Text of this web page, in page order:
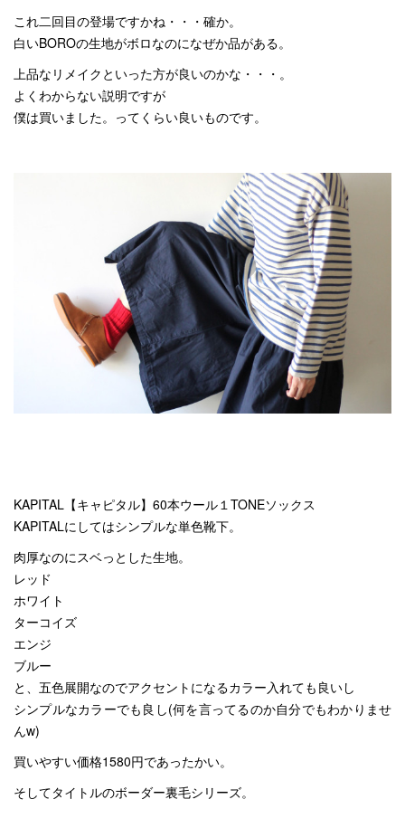
これ二回目の登場ですかね・・・確か。
白いBOROの生地がボロなのになぜか品がある。
上品なリメイクといった方が良いのかな・・・。
よくわからない説明ですが
僕は買いました。ってくらい良いものです。
KAPITAL【キャピタル】60本ウール１TONEソックス
KAPITALにしてはシンプルな単色靴下。
肉厚なのにスベっとした生地。
レッド
ホワイト
ターコイズ
エンジ
ブルー
と、五色展開なのでアクセントになるカラー入れても良いし
シンプルなカラーでも良し(何を言ってるのか自分でもわかりませ
んw)
買いやすい価格1580円であったかい。
そしてタイトルのボーダー裏毛シリーズ。